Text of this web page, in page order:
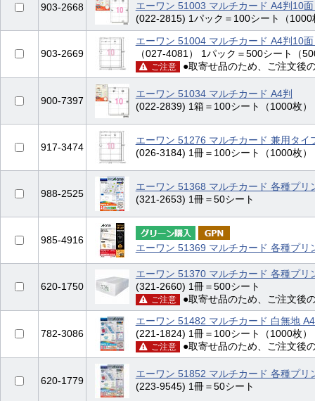
903-2668
エーワン 51003 マルチカード A4判10
(022-2815) 1パック＝100シート（1000
903-2669
エーワン 51004 マルチカード A4判10
（027-4081） 1パック＝500シート（
ご注意 ●取寄せ品のため、ご注文後
900-7397
エーワン 51034 マルチカード A4判
(022-2839) 1箱＝100シート（1000枚）
917-3474
エーワン 51276 マルチカード 兼用タイ
(026-3184) 1冊＝100シート（1000枚
988-2525
エーワン 51368 マルチカード 各種プ
(321-2653) 1冊＝50シート
985-4916
エーワン 51369 マルチカード 各種プ
620-1750
エーワン 51370 マルチカード 各種プ
(321-2660) 1冊＝500シート
ご注意 ●取寄せ品のため、ご注文後
782-3086
エーワン 51482 マルチカード 白無地
(221-1824) 1冊＝100シート（1000枚
ご注意 ●取寄せ品のため、ご注文後
620-1779
エーワン 51852 マルチカード 各種プ
(223-9545) 1冊＝50シート